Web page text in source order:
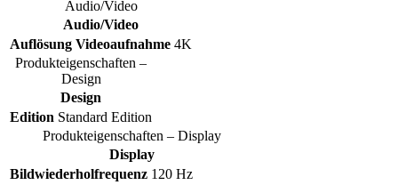
Audio/Video
Audio/Video
Auflösung Videoaufnahme 4K
Produkteigenschaften –
Design
Design
Edition Standard Edition
Produkteigenschaften – Display
Display
Bildwiederholfrequenz 120 Hz